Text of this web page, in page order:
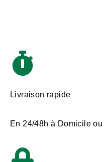
Livraison rapide
En 24/48h à Domicile